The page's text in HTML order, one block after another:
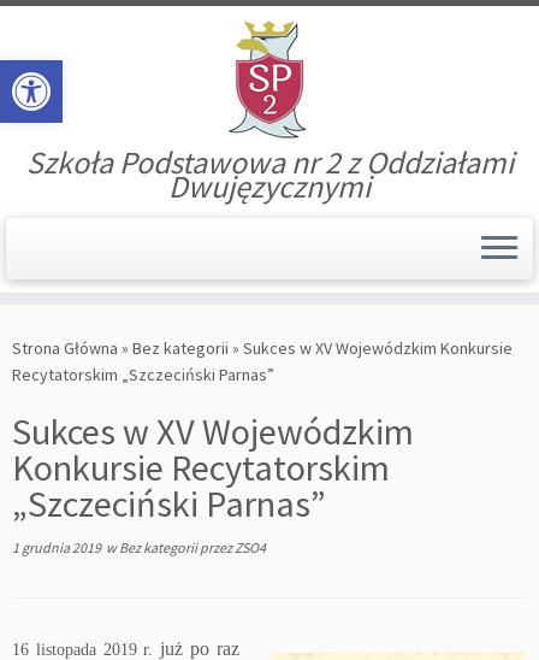
Open toolbar
to
content
Szkoła Podstawowa nr 2 z Oddziałami
Dwujęzycznymi
Strona Główna » Bez kategorii » Sukces w XV Wojewódzkim Konkursie
Recytatorskim „Szczeciński Parnas”
Sukces w XV Wojewódzkim
Konkursie Recytatorskim
„Szczeciński Parnas”
1 grudnia 2019wBez kategoriiprzezZSO4
16 listopada 2019 r.już po raz